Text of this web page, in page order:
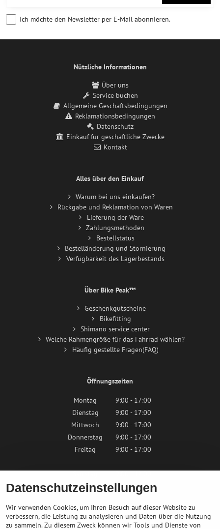
Ich möchte den Newsletter per E-Mail abonnieren.
Nützliche Informationen
Über uns
Service buchen
Allgemeine Geschäftsbedingungen
Reklamationsbedingungen
Datenschutz
Einkauf für geschäftliche Zwecke
Kontakt
Alles über den Einkauf
Warum bei uns einkaufen?
Rückgabe und Reklamation von Waren
Lieferung der Ware
Zahlungsmethoden
Bestellstatus
Bestelländerung und Stornierung
Verfügbarkeit des Lagerbestands
Über Bike Peak™
Geschenkgutscheine
Bikefitting
Shimano service center
Welche Rahmengröße für das Fahrrad wählen?
Häufig gestellte Fragen(FAQ)
Öffnungszeiten
Montag
9:00 - 17:00
Dienstag
9:00 - 17:00
Mittwoch
9:00 - 17:00
Donnerstag
9:00 - 17:00
Freitag
9:00 - 17:00
Sonntag
Geschlossen
Kontaktieren Sie uns
Datenschutzeinstellungen
Wir verwenden Cookies, um Ihren Besuch auf dieser Website zu
verbessern, die Leistung zu analysieren und Daten über die Nutzung
zu sammeln. Zu diesem Zweck können wir Tools und Dienste von